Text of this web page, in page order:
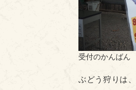
受付のかんばん
ぶどう狩りは